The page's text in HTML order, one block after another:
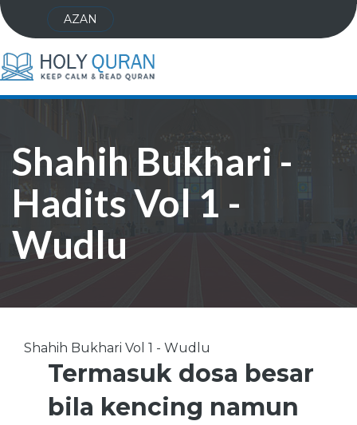
AZAN
Shahih Bukhari -
Hadits Vol 1 -
Wudlu
Shahih Bukhari Vol 1 - Wudlu
Termasuk dosa besar
bila kencing namun